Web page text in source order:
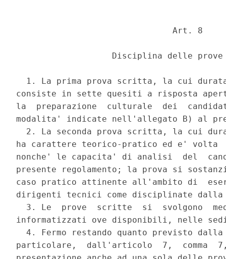
                               Art. 8
Disciplina delle
1. La prima prova scritta, la cui
consiste in sette quesiti a risposta
la  preparazione  culturale  dei
modalita' indicate nell'allegato B) al
2. La seconda prova scritta, la cui
ha carattere teorico-pratico ed e' volta
nonche' le capacita' di analisi  del
presente regolamento; la prova si
caso pratico attinente all'ambito di
dirigenti tecnici come disciplinate dalla
3. Le  prove  scritte  si  svolgono
informatizzati ove disponibili, nelle
4. Fermo restando quanto previsto
particolare,  dall'articolo  7,  comma